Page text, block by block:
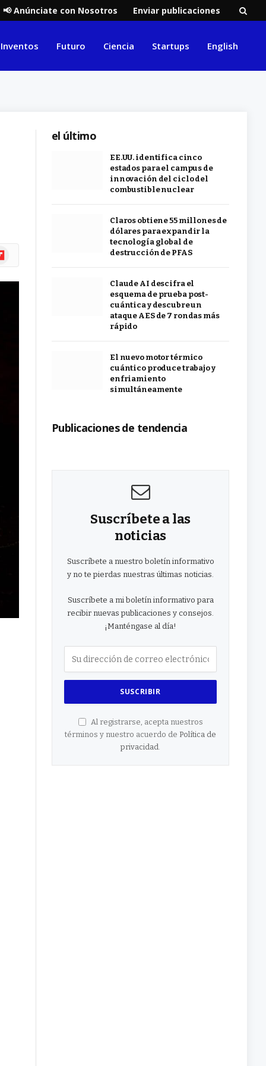
📢 Anúnciate con Nosotros Enviar publicaciones
Inventos Futuro Ciencia Startups English
el último
EE.UU. identifica cinco
estados para el campus de
innovación del ciclo del
combustible nuclear
Claros obtiene 55 millones de
dólares para expandir la
tecnología global de
destrucción de PFAS
Claude AI descifra el
esquema de prueba post-
cuántica y descubre un
ataque AES de 7 rondas más
rápido
El nuevo motor térmico
cuántico produce trabajo y
enfriamiento
simultáneamente
Publicaciones de tendencia
Suscríbete a las
noticias
Suscríbete a nuestro boletín informativo
y no te pierdas nuestras últimas noticias.
Suscríbete a mi boletín informativo para
recibir nuevas publicaciones y consejos.
¡Manténgase al día!
Al registrarse, acepta nuestros
términos y nuestro acuerdo de Política de
privacidad.